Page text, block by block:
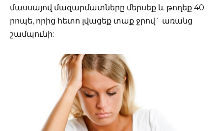
մասսայով մազարմատները մերսեք և թողեք 40
րոպե, որից հետո լվացեք տաք ջրով` առանց
շամպունի: